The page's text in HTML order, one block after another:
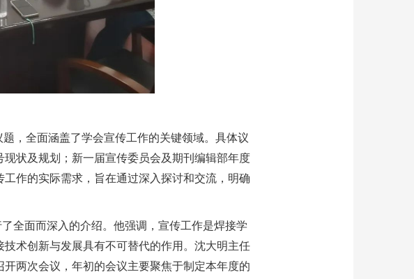
，全面涵盖了学会宣传工作的关键领域。具体议
状及规划；新一届宣传委员会及期刊编辑部年度
作的实际需求，旨在通过深入探讨和交流，明确
全面而深入的介绍。他强调，宣传工作是焊接学
术创新与发展具有不可替代的作用。沈大明主任
两次会议，年初的会议主要聚焦于制定本年度的